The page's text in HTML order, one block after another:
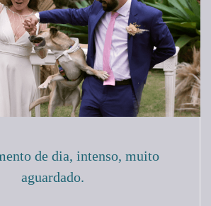
de dia, intenso, muito
aguardado.